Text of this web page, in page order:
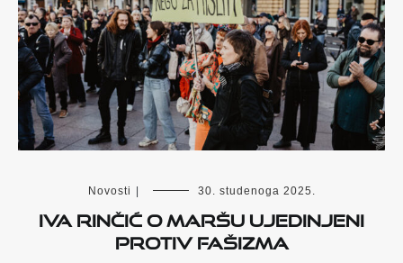
Novosti 30. studenoga 2025.
Iva Rinčić o maršu Ujedinjeni
protiv fašizma